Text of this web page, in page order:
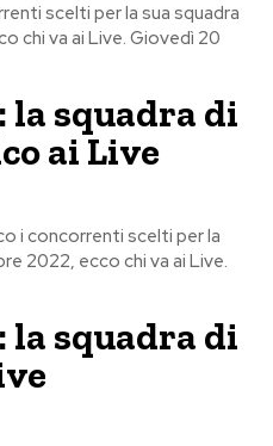
scelti per la sua squadra
chi va ai Live. Giovedì 20
la squadra di
ai Live
i concorrenti scelti per la
2022, ecco chi va ai Live.
la squadra di